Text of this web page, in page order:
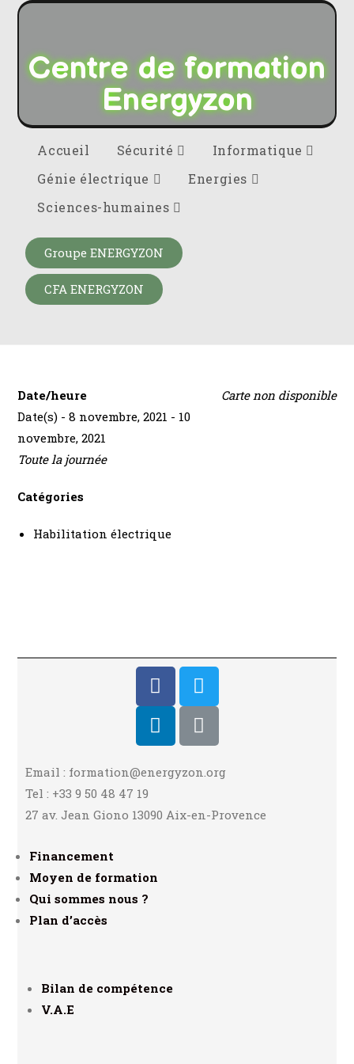
Centre de formation
Energyzon
Accueil Sécurité
Informatique
Génie électrique
Energies
Sciences-humaines
Groupe ENERGYZON
CFA ENERGYZON
Carte non disponible
Date/heure
Date(s) - 8 novembre, 2021 - 10
novembre, 2021
Toute la journée
Catégories
Habilitation électrique
Email : formation@energyzon.org
Tel : +33 9 50 48 47 19
27 av. Jean Giono 13090 Aix-en-Provence
Financement
Moyen de formation
Qui sommes nous ?
Plan d’accès
Bilan de compétence
V.A.E